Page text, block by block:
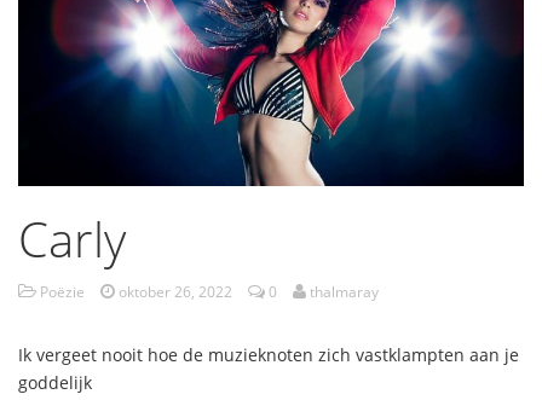
Carly
Poëzie oktober 26, 2022 0 thalmaray
Ik vergeet nooit hoe de muzieknoten zich vastklampten aan je
goddelijk